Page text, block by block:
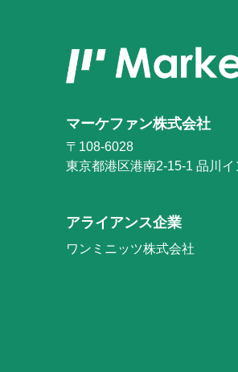
マーケファン株式会社
〒108-6028
東京都港区港南2-15-1 品川イ
アライアンス企業
ワンミニッツ株式会社